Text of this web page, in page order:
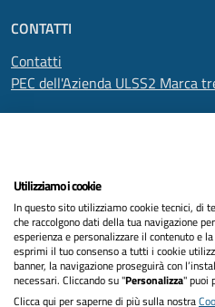
CONTATTI
Contatti
PEC dell'Azienda ULSS2 Marca
Informativa privacy
Dichiarazione di accessibilità
Note legali
Utilizziamo i cookie
In questo sito utilizziamo cookie tecnici, di
che raccolgono dati della tua navigazione
esperienza e personalizzare il contenuto e
esprimi il tuo consenso a tutti i cookie
banner, la navigazione proseguirà con
necessari. Cliccando su "Personalizza" puoi
Clicca qui per saperne di più sulla nostra